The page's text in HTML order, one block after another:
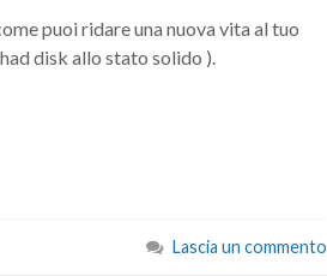
puoi ridare una nuova vita al tuo
disk allo stato solido ).
Lascia un commento